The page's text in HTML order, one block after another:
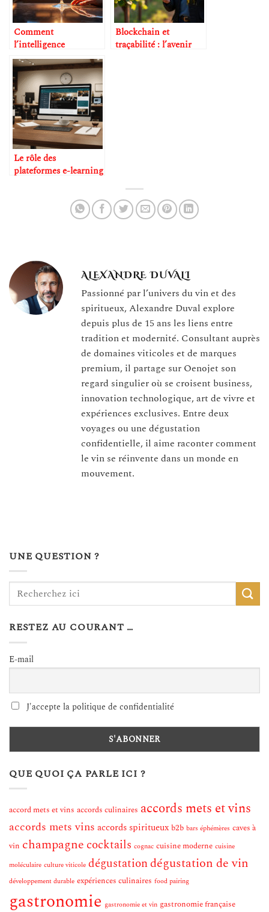
Comment
l’intelligence
artificielle décrit les
arômes mieux qu’un
sommelier
Blockchain et
traçabilité : l’avenir
Le rôle des
plateformes e-learning
ALEXANDRE DUVALI
Passionné par l’univers du vin et des
spiritueux, Alexandre Duval explore
depuis plus de 15 ans les liens entre
tradition et modernité. Consultant auprès
de domaines viticoles et de marques
premium, il partage sur Oenojet son
regard singulier où se croisent business,
innovation technologique, art de vivre et
expériences exclusives. Entre deux
voyages ou une dégustation
confidentielle, il aime raconter comment
le vin se réinvente dans un monde en
mouvement.
UNE QUESTION ?
RESTEZ AU COURANT …
E-mail
J'accepte la politique de confidentialité
QUE QUOI ÇA PARLE ICI ?
accord mets et vins accords culinaires accords mets et vins
accords mets vins accords spiritueux b2b bars éphémères caves à
vin champagne cocktails cognac cuisine moderne cuisine
moléculaire culture viticole dégustationdégustation de vin
développement durable expériences culinaires food pairing
gastronomie gastronomie et vin gastronomie française